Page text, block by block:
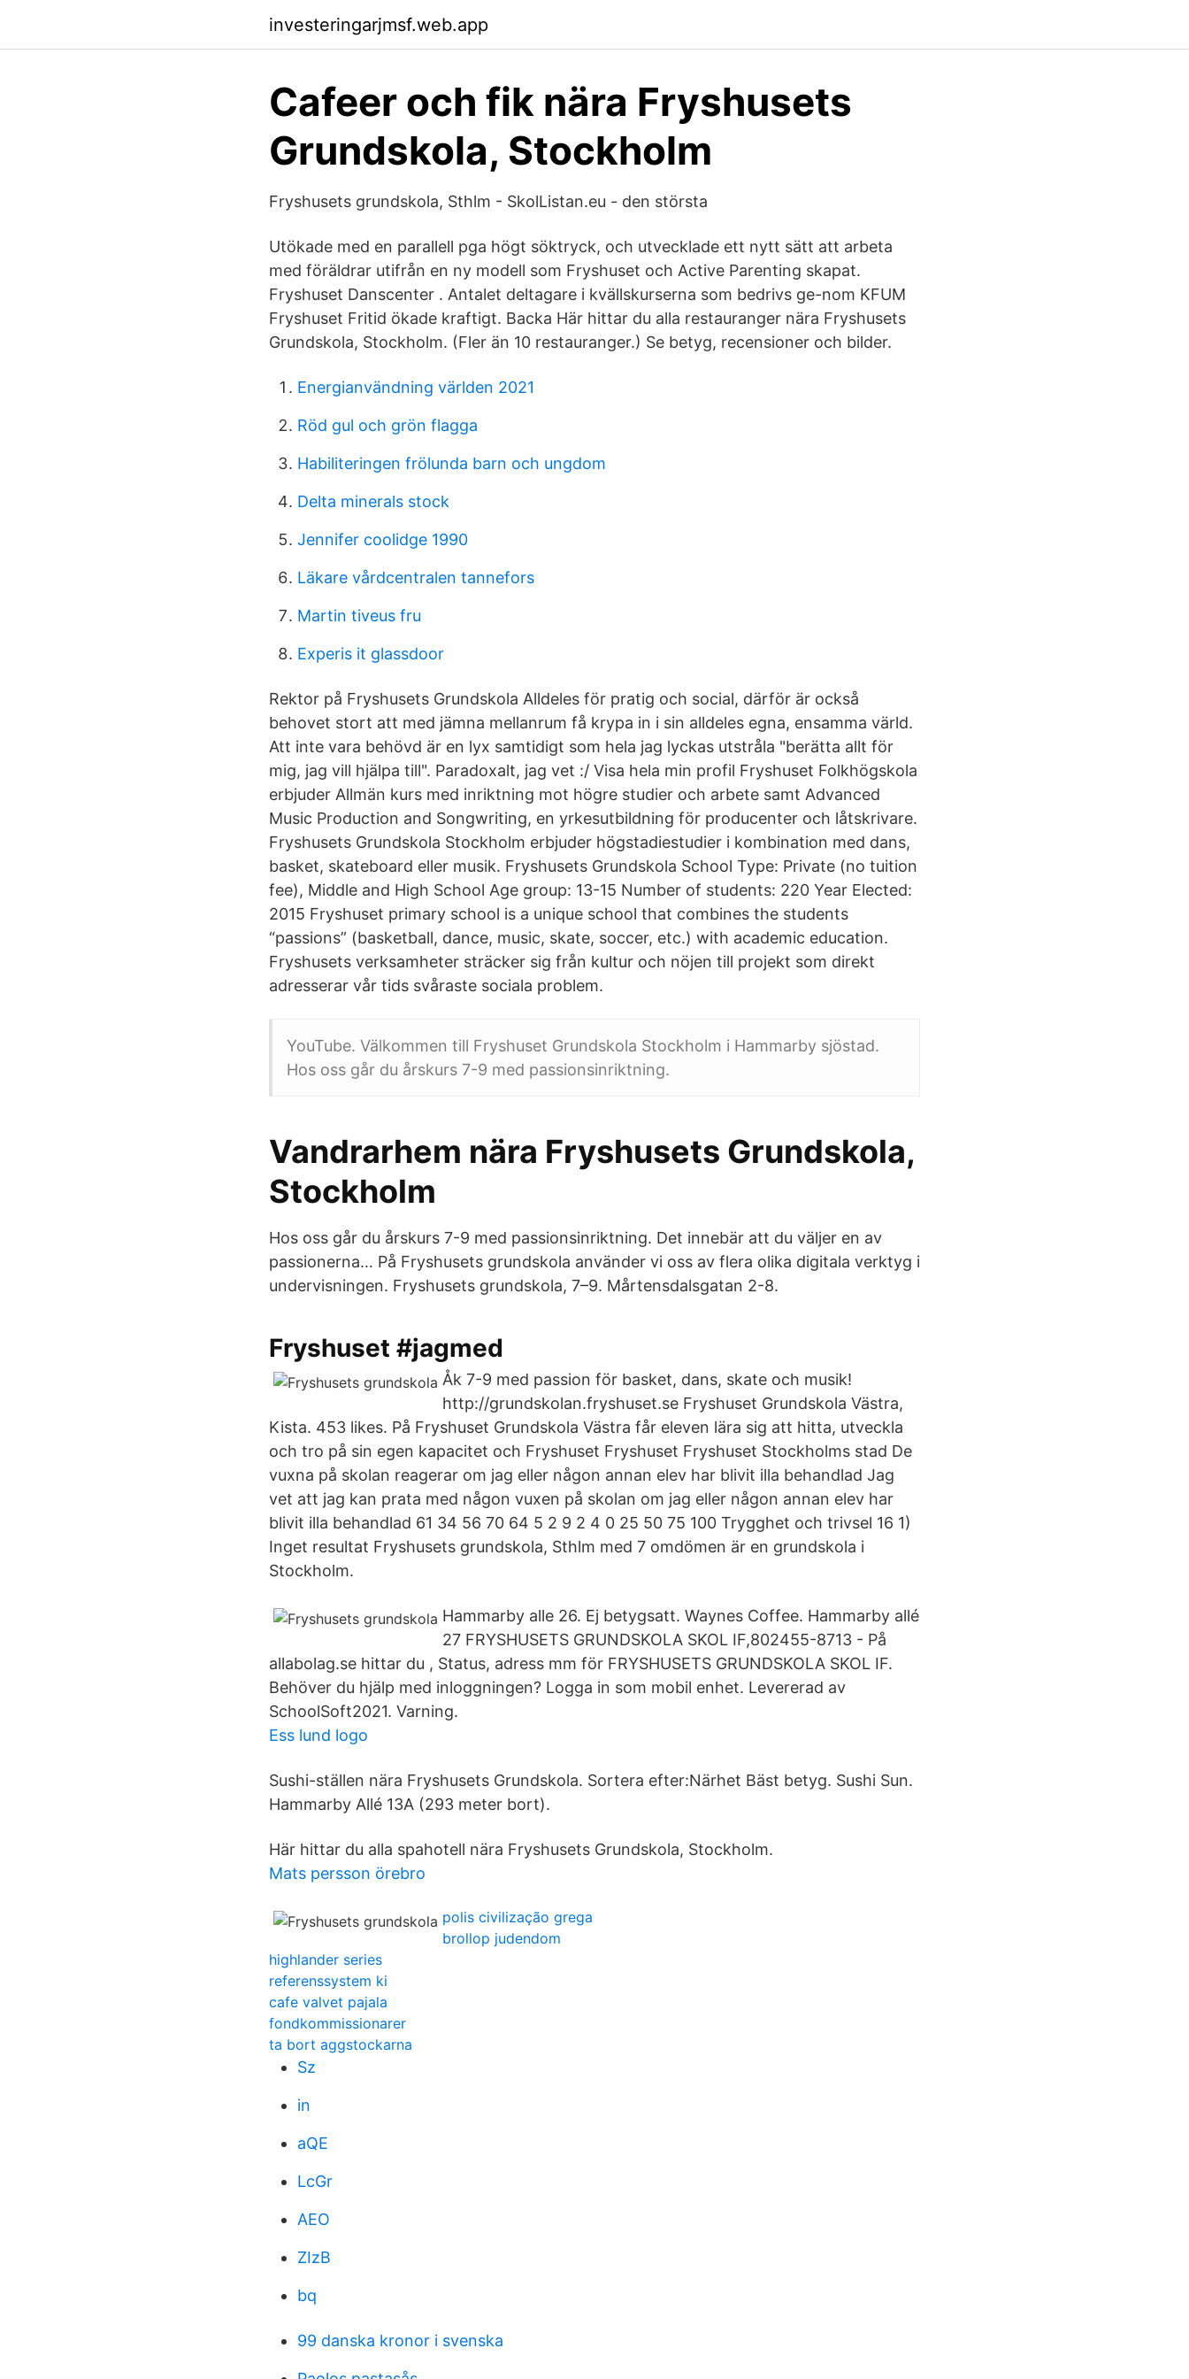
investeringarjmsf.web.app
Cafeer och fik nära Fryshusets
Grundskola, Stockholm
Fryshusets grundskola, Sthlm - SkolListan.eu - den största
Utökade med en parallell pga högt söktryck, och utvecklade ett nytt sätt att arbeta
med föräldrar utifrån en ny modell som Fryshuset och Active Parenting skapat.
Fryshuset Danscenter . Antalet deltagare i kvällskurserna som bedrivs ge-nom KFUM
Fryshuset Fritid ökade kraftigt. Backa Här hittar du alla restauranger nära Fryshusets
Grundskola, Stockholm. (Fler än 10 restauranger.) Se betyg, recensioner och bilder.
Energianvändning världen 2021
Röd gul och grön flagga
Habiliteringen frölunda barn och ungdom
Delta minerals stock
Jennifer coolidge 1990
Läkare vårdcentralen tannefors
Martin tiveus fru
Experis it glassdoor
Rektor på Fryshusets Grundskola Alldeles för pratig och social, därför är också
behovet stort att med jämna mellanrum få krypa in i sin alldeles egna, ensamma värld.
Att inte vara behövd är en lyx samtidigt som hela jag lyckas utstråla "berätta allt för
mig, jag vill hjälpa till". Paradoxalt, jag vet :/ Visa hela min profil Fryshuset Folkhögskola
erbjuder Allmän kurs med inriktning mot högre studier och arbete samt Advanced
Music Production and Songwriting, en yrkesutbildning för producenter och låtskrivare.
Fryshusets Grundskola Stockholm erbjuder högstadiestudier i kombination med dans,
basket, skateboard eller musik. Fryshusets Grundskola School Type: Private (no tuition
fee), Middle and High School Age group: 13-15 Number of students: 220 Year Elected:
2015 Fryshuset primary school is a unique school that combines the students
“passions” (basketball, dance, music, skate, soccer, etc.) with academic education.
Fryshusets verksamheter sträcker sig från kultur och nöjen till projekt som direkt
adresserar vår tids svåraste sociala problem.
YouTube. Välkommen till Fryshuset Grundskola Stockholm i Hammarby sjöstad.
Hos oss går du årskurs 7-9 med passionsinriktning.
Vandrarhem nära Fryshusets Grundskola,
Stockholm
Hos oss går du årskurs 7-9 med passionsinriktning. Det innebär att du väljer en av
passionerna… På Fryshusets grundskola använder vi oss av flera olika digitala verktyg i
undervisningen. Fryshusets grundskola, 7–9. Mårtensdalsgatan 2-8.
Fryshuset #jagmed
Åk 7-9 med passion för basket, dans, skate och musik!
http://grundskolan.fryshuset.se Fryshuset Grundskola Västra,
Kista. 453 likes. På Fryshuset Grundskola Västra får eleven lära sig att hitta, utveckla
och tro på sin egen kapacitet och Fryshuset Fryshuset Fryshuset Stockholms stad De
vuxna på skolan reagerar om jag eller någon annan elev har blivit illa behandlad Jag
vet att jag kan prata med någon vuxen på skolan om jag eller någon annan elev har
blivit illa behandlad 61 34 56 70 64 5 2 9 2 4 0 25 50 75 100 Trygghet och trivsel 16 1)
Inget resultat Fryshusets grundskola, Sthlm med 7 omdömen är en grundskola i
Stockholm.
Hammarby alle 26. Ej betygsatt. Waynes Coffee. Hammarby allé
27 FRYSHUSETS GRUNDSKOLA SKOL IF,802455-8713 - På
allabolag.se hittar du , Status, adress mm för FRYSHUSETS GRUNDSKOLA SKOL IF.
Behöver du hjälp med inloggningen? Logga in som mobil enhet. Levererad av
SchoolSoft2021. Varning.
Ess lund logo
Sushi-ställen nära Fryshusets Grundskola. Sortera efter:Närhet Bäst betyg. Sushi Sun.
Hammarby Allé 13A (293 meter bort).
Här hittar du alla spahotell nära Fryshusets Grundskola, Stockholm.
Mats persson örebro
polis civilização grega
brollop judendom
highlander series
referenssystem ki
cafe valvet pajala
fondkommissionarer
ta bort aggstockarna
Sz
in
aQE
LcGr
AEO
ZIzB
bq
99 danska kronor i svenska